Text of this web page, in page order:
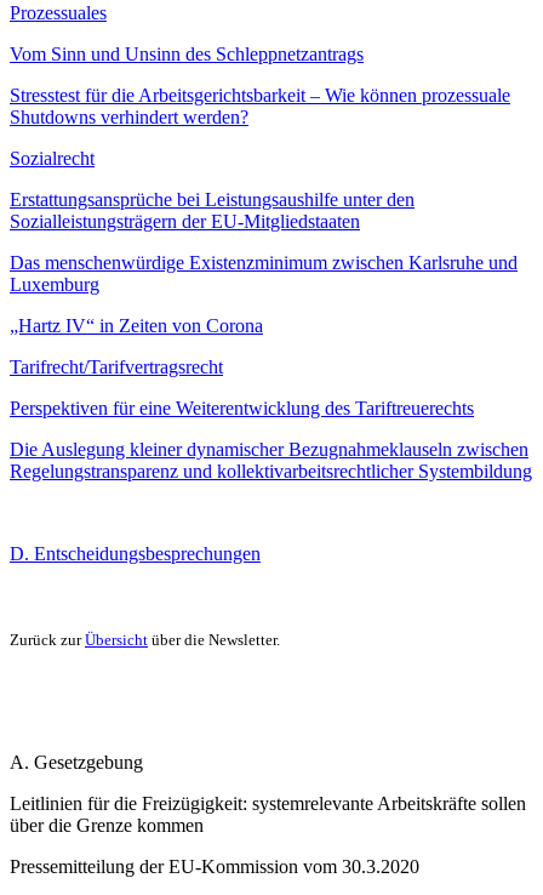
Prozessuales
Vom Sinn und Unsinn des Schleppnetzantrags
Stresstest für die Arbeitsgerichtsbarkeit – Wie können prozessuale
Shutdowns verhindert werden?
Sozialrecht
Erstattungsansprüche bei Leistungsaushilfe unter den
Sozialleistungsträgern der EU-Mitgliedstaaten
Das menschenwürdige Existenzminimum zwischen Karlsruhe und
Luxemburg
„Hartz IV“ in Zeiten von Corona
Tarifrecht/Tarifvertragsrecht
Perspektiven für eine Weiterentwicklung des Tariftreuerechts
Die Auslegung kleiner dynamischer Bezugnahmeklauseln zwischen
Regelungstransparenz und kollektivarbeitsrechtlicher Systembildung
D. Entscheidungsbesprechungen
Zurück zurÜbersicht über die Newsletter.
A. Gesetzgebung
Leitlinien für die Freizügigkeit: systemrelevante Arbeitskräfte sollen
über die Grenze kommen
Pressemitteilung der EU-Kommission vom 30.3.2020